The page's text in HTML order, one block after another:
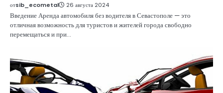
отsib_ecometal 26 августа 2024
Введение Аренда автомобиля без водителя в Севастополе — это
отличная возможность для туристов и жителей города свободно
перемещаться и при…